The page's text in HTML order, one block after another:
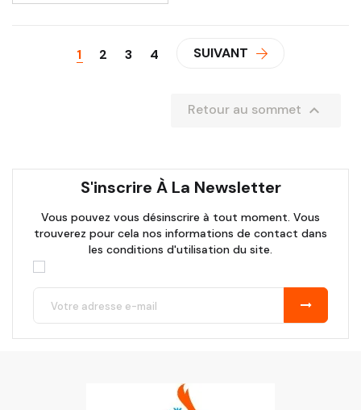
1 2 3 4 SUIVANT
Retour au sommet 
S'inscrire À La Newsletter
Vous pouvez vous désinscrire à tout moment. Vous
trouverez pour cela nos informations de contact dans
les conditions d'utilisation du site.